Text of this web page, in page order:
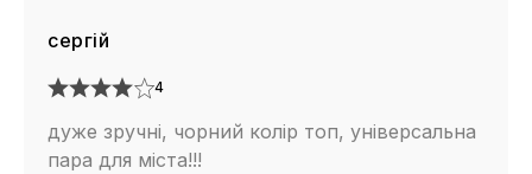
сергій
4
дуже зручні, чорний колір топ, універсальна
пара для міста!!!